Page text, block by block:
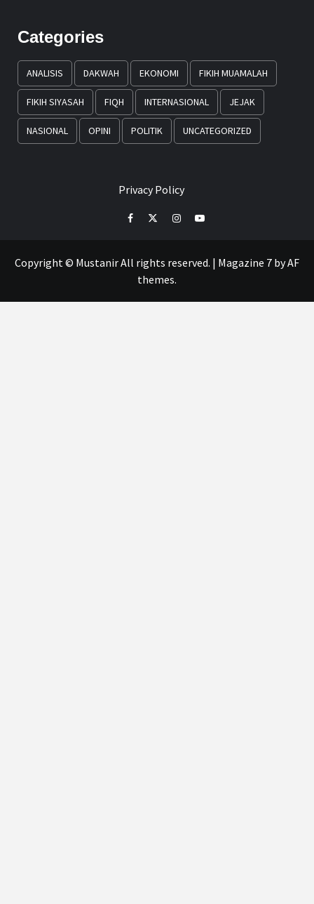
Categories
ANALISIS DAKWAH EKONOMI FIKIH MUAMALAH
FIKIH SIYASAH FIQH INTERNASIONAL JEJAK
NASIONAL OPINI POLITIK UNCATEGORIZED
Privacy Policy
FacebookTwitterInstagramYoutube
Copyright © Mustanir All rights reserved. | Magazine 7 by AF
themes.